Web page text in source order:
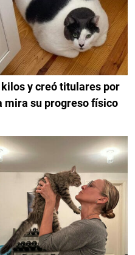
y creó titulares por
mira su progreso físico